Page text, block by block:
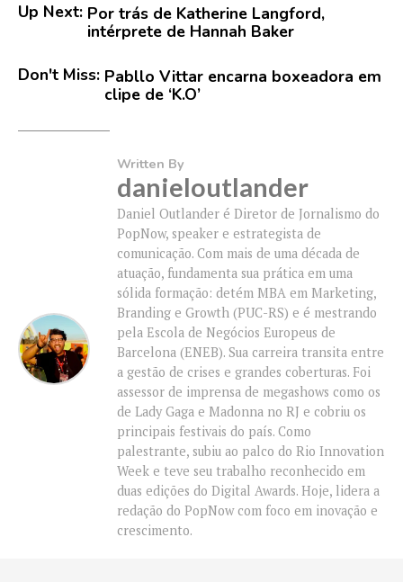
Up Next: Por trás de Katherine Langford,
intérprete de Hannah Baker
Don't Miss: Pabllo Vittar encarna boxeadora em
clipe de ‘K.O’
Written By
danieloutlander
Daniel Outlander é Diretor de Jornalismo do
PopNow, speaker e estrategista de
comunicação. Com mais de uma década de
atuação, fundamenta sua prática em uma
sólida formação: detém MBA em Marketing,
Branding e Growth (PUC-RS) e é mestrando
pela Escola de Negócios Europeus de
Barcelona (ENEB). Sua carreira transita entre
a gestão de crises e grandes coberturas. Foi
assessor de imprensa de megashows como os
de Lady Gaga e Madonna no RJ e cobriu os
principais festivais do país. Como
palestrante, subiu ao palco do Rio Innovation
Week e teve seu trabalho reconhecido em
duas edições do Digital Awards. Hoje, lidera a
redação do PopNow com foco em inovação e
crescimento.